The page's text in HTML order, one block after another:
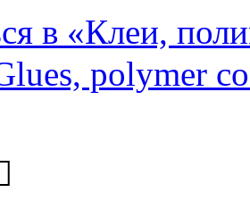
в «Клеи,
polymer